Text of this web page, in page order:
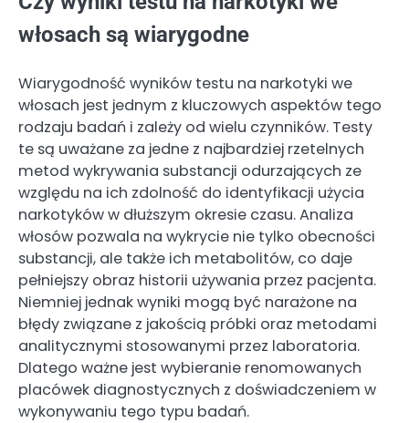
włosach są wiarygodne
Wiarygodność wyników testu na narkotyki we
włosach jest jednym z kluczowych aspektów tego
rodzaju badań i zależy od wielu czynników. Testy
te są uważane za jedne z najbardziej rzetelnych
metod wykrywania substancji odurzających ze
względu na ich zdolność do identyfikacji użycia
narkotyków w dłuższym okresie czasu. Analiza
włosów pozwala na wykrycie nie tylko obecności
substancji, ale także ich metabolitów, co daje
pełniejszy obraz historii używania przez pacjenta.
Niemniej jednak wyniki mogą być narażone na
błędy związane z jakością próbki oraz metodami
analitycznymi stosowanymi przez laboratoria.
Dlatego ważne jest wybieranie renomowanych
placówek diagnostycznych z doświadczeniem w
wykonywaniu tego typu badań.